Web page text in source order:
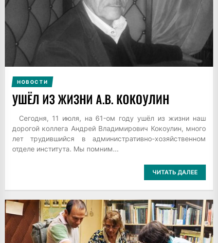
НОВОСТИ
УШЁЛ ИЗ ЖИЗНИ А.В. КОКОУЛИН
Сегодня, 11 июля, на 61-ом году ушёл из жизни наш
дорогой коллега Андрей Владимирович Кокоулин, много
лет трудившийся в административно-хозяйственном
отделе института. Мы помним...
ЧИТАТЬ ДАЛЕЕ